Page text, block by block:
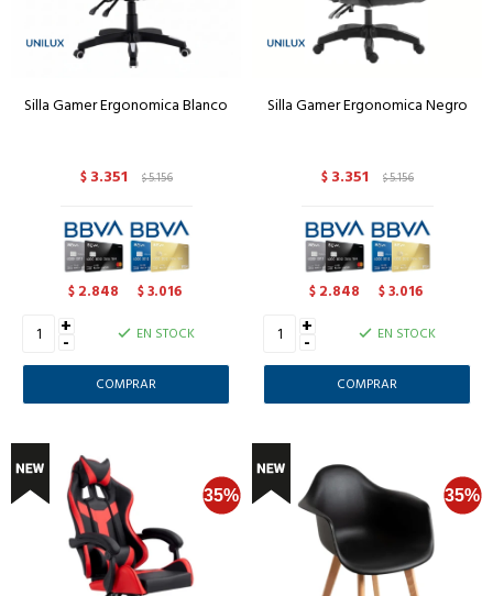
Silla Gamer Ergonomica Blanco
$ 3.351 $5.156
$ 2.848 $3.016
+
- EN STOCK
Silla Gamer Ergonomica Negro
$ 3.351 $5.156
$ 2.848 $3.016
+
- EN STOCK